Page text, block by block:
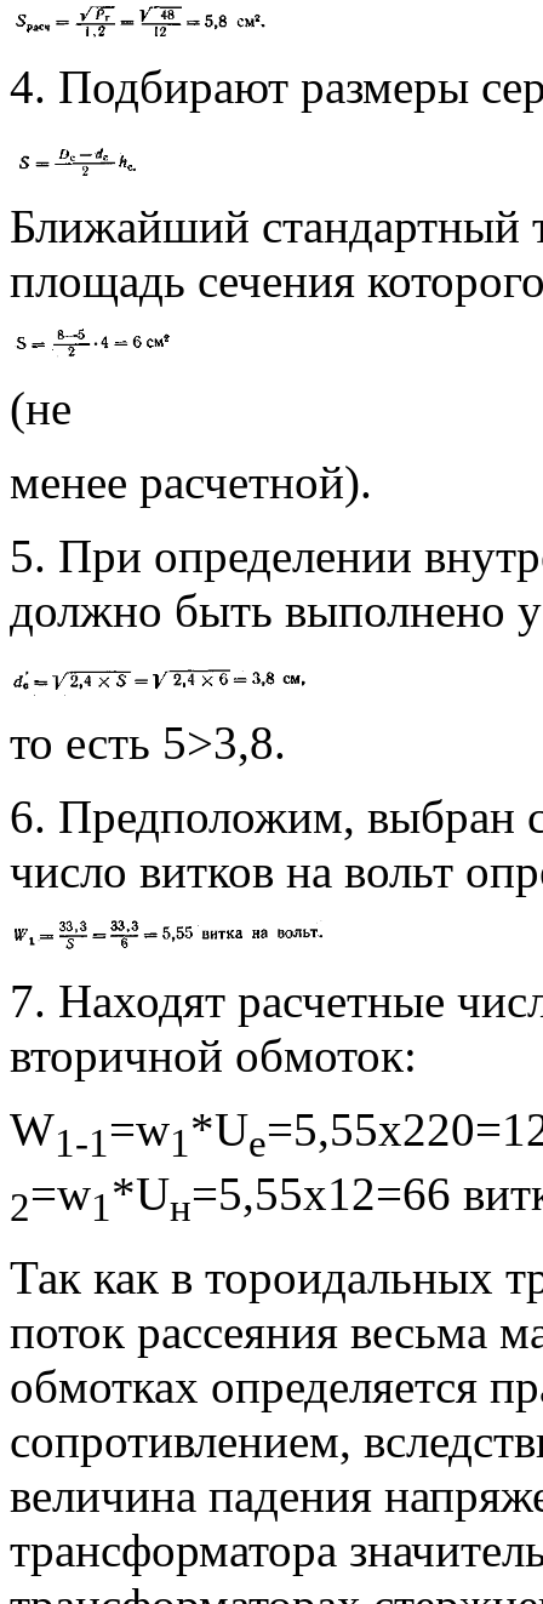
4. Подбирают размеры
Ближайший
площадь сечения
(не
менее расчетной).
5. При определении
должно быть выполнено
то есть 5>3,8.
6. Предположим, выбран
число витков на вольт
7. Находят расчетные
вторичной обмоток:
W1-1=w1*Ue
2=w1*Uн=5,55х12=66
Так как в тороидальных
поток рассеяния весьма
обмотках определяется
сопротивлением,
величина падения
трансформатора